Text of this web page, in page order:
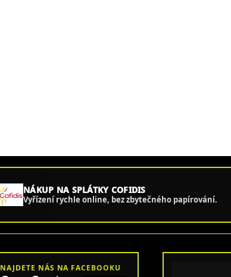
NÁKUP NA SPLÁTKY COFIDIS
Vyřízení rychle online, bez zbytečného papírování.
NAJDETE NÁS NA FACEBOOKU